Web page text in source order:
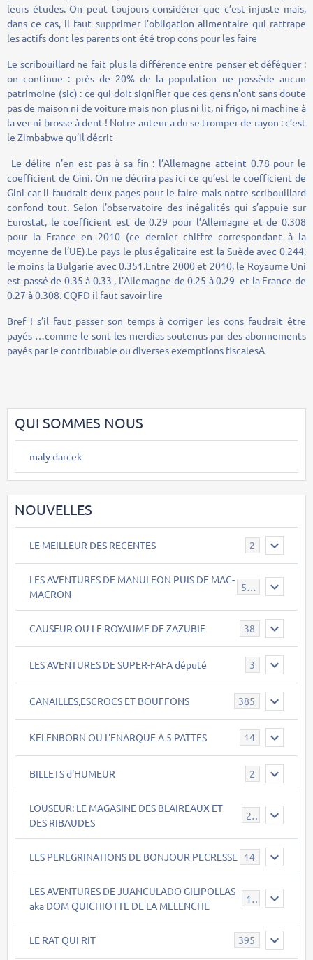
leurs études. On peut toujours considérer que c’est injuste mais,
dans ce cas, il faut supprimer l’obligation alimentaire qui rattrape
les actifs dont les parents ont été trop cons pour les faire
Le scribouillard ne fait plus la différence entre penser et déféquer :
on continue : près de 20% de la population ne possède aucun
patrimoine (sic) : ce qui doit signifier que ces gens n’ont sans doute
pas de maison ni de voiture mais non plus ni lit, ni frigo, ni machine à
la ver ni brosse à dent ! Notre auteur a du se tromper de rayon : c’est
le Zimbabwe qu’il décrit
Le délire n’en est pas à sa fin : l’Allemagne atteint 0.78 pour le
coefficient de Gini. On ne décrira pas ici ce qu’est le coefficient de
Gini car il faudrait deux pages pour le faire mais notre scribouillard
confond tout. Selon l’observatoire des inégalités qui s’appuie sur
Eurostat, le coefficient est de 0.29 pour l’Allemagne et de 0.308
pour la France en 2010 (ce dernier chiffre correspondant à la
moyenne de l’UE).Le pays le plus égalitaire est la Suède avec 0.244,
le moins la Bulgarie avec 0.351.Entre 2000 et 2010, le Royaume Uni
est passé de 0.35 à 0.33 , l’Allemagne de 0.25 à 0.29 et la France de
0.27 à 0.308. CQFD il faut savoir lire
Bref ! s’il faut passer son temps à corriger les cons faudrait être
payés …comme le sont les merdias soutenus par des abonnements
payés par le contribuable ou diverses exemptions fiscalesA
QUI SOMMES NOUS
maly darcek
NOUVELLES
LE MEILLEUR DES RECENTES 2
LES AVENTURES DE MANULEON PUIS DE MAC-
MACRON
543
CAUSEUR OU LE ROYAUME DE ZAZUBIE 38
LES AVENTURES DE SUPER-FAFA député 3
CANAILLES,ESCROCS ET BOUFFONS 385
KELENBORN OU L'ENARQUE A 5 PATTES 14
BILLETS d'HUMEUR 2
LOUSEUR: LE MAGASINE DES BLAIREAUX ET
DES RIBAUDES
21
LES PEREGRINATIONS DE BONJOUR PECRESSE 14
LES AVENTURES DE JUANCULADO GILIPOLLAS
aka DOM QUICHIOTTE DE LA MELENCHE
119
LE RAT QUI RIT 395